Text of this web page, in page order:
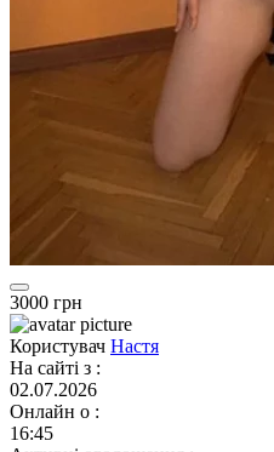
3000 грн
Користувач Настя
На сайті з :
02.07.2026
Онлайн о :
16:45